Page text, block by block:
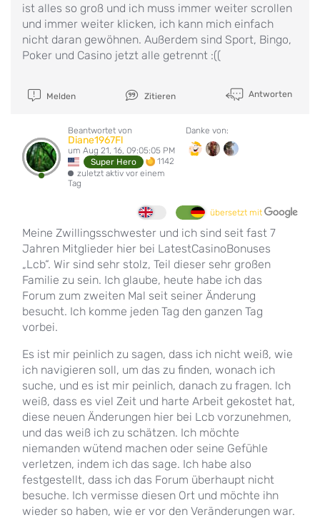
ist alles so groß und ich muss immer weiter scrollen
und immer weiter klicken, ich kann mich einfach
nicht daran gewöhnen. Außerdem sind Sport, Bingo,
Poker und Casino jetzt alle getrennt :((
Melden Zitieren Antworten
Beantwortet von
Diane1967Fl
um Aug 21, 16, 09:05:05 PM
Super Hero
1142
zuletzt aktiv vor einem
Tag
Danke von:
übersetzt mit
Meine Zwillingsschwester und ich sind seit fast 7
Jahren Mitglieder hier bei LatestCasinoBonuses
„Lcb“. Wir sind sehr stolz, Teil dieser sehr großen
Familie zu sein. Ich glaube, heute habe ich das
Forum zum zweiten Mal seit seiner Änderung
besucht. Ich komme jeden Tag den ganzen Tag
vorbei.
Es ist mir peinlich zu sagen, dass ich nicht weiß, wie
ich navigieren soll, um das zu finden, wonach ich
suche, und es ist mir peinlich, danach zu fragen. Ich
weiß, dass es viel Zeit und harte Arbeit gekostet hat,
diese neuen Änderungen hier bei Lcb vorzunehmen,
und das weiß ich zu schätzen. Ich möchte
niemanden wütend machen oder seine Gefühle
verletzen, indem ich das sage. Ich habe also
festgestellt, dass ich das Forum überhaupt nicht
besuche. Ich vermisse diesen Ort und möchte ihn
wieder so haben, wie er vor den Veränderungen war.